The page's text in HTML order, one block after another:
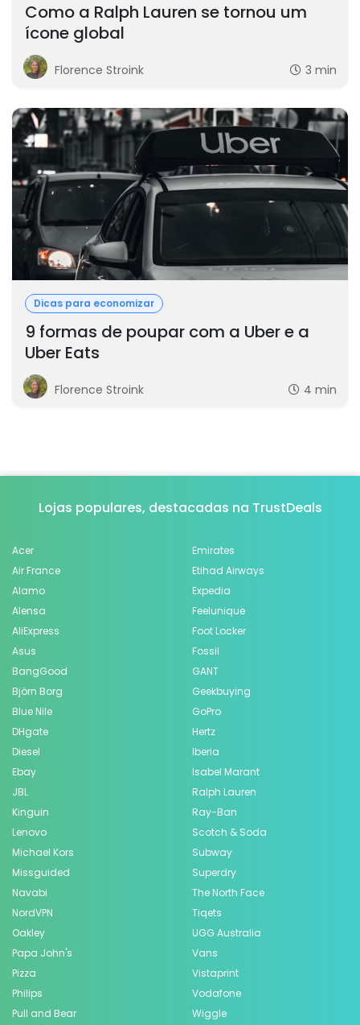
Como a Ralph Lauren se tornou um
ícone global
Florence Stroink 3 min
Dicas para economizar
9 formas de poupar com a Uber e a
Uber Eats
Florence Stroink 4 min
Lojas populares, destacadas na TrustDeals
Acer
Air France
Alamo
Alensa
AliExpress
Asus
BangGood
Björn Borg
Blue Nile
DHgate
Diesel
Ebay
Emirates
Etihad Airways
Expedia
Feelunique
Foot Locker
Fossil
GANT
Geekbuying
GoPro
Hertz
Iberia
Isabel Marant
JBL
Kinguin
Lenovo
Michael Kors
Missguided
Navabi
NordVPN
Oakley
Papa John's
Pizza
Philips
Pull and Bear
Ralph Lauren
Ray-Ban
Scotch & Soda
Subway
Superdry
The North Face
Tiqets
UGG Australia
Vans
Vistaprint
Vodafone
Wiggle